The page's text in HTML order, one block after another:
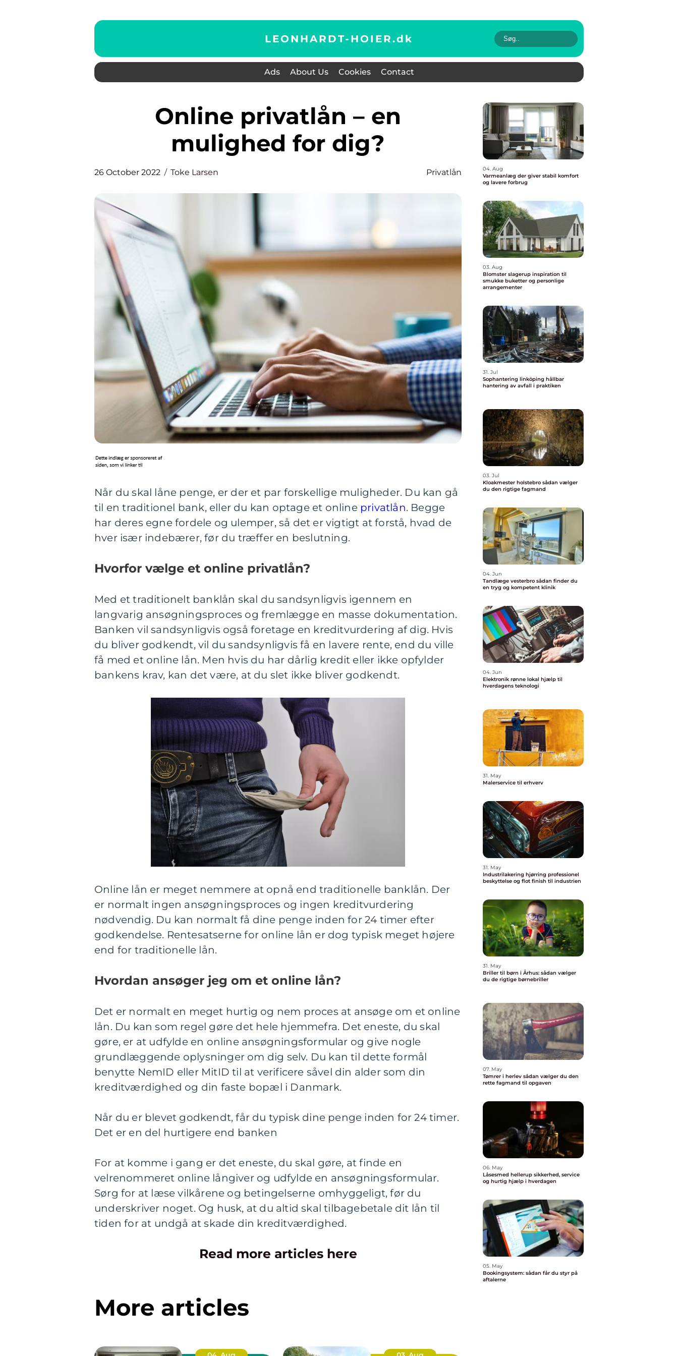
LEONHARDT-HOIER.dk
Ads About Us Cookies Contact
Online privatlån – en
mulighed for dig?
26 October 2022 Toke Larsen Privatlån
Når du skal låne penge, er der et par forskellige muligheder. Du kan gå
til en traditionel bank, eller du kan optage et online privatlån. Begge
har deres egne fordele og ulemper, så det er vigtigt at forstå, hvad de
hver især indebærer, før du træffer en beslutning.
Hvorfor vælge et online privatlån?
Med et traditionelt banklån skal du sandsynligvis igennem en
langvarig ansøgningsproces og fremlægge en masse dokumentation.
Banken vil sandsynligvis også foretage en kreditvurdering af dig. Hvis
du bliver godkendt, vil du sandsynligvis få en lavere rente, end du ville
få med et online lån. Men hvis du har dårlig kredit eller ikke opfylder
bankens krav, kan det være, at du slet ikke bliver godkendt.
Online lån er meget nemmere at opnå end traditionelle banklån. Der
er normalt ingen ansøgningsproces og ingen kreditvurdering
nødvendig. Du kan normalt få dine penge inden for 24 timer efter
godkendelse. Rentesatserne for online lån er dog typisk meget højere
end for traditionelle lån.
Hvordan ansøger jeg om et online lån?
Det er normalt en meget hurtig og nem proces at ansøge om et online
lån. Du kan som regel gøre det hele hjemmefra. Det eneste, du skal
gøre, er at udfylde en online ansøgningsformular og give nogle
grundlæggende oplysninger om dig selv. Du kan til dette formål
benytte NemID eller MitID til at verificere såvel din alder som din
kreditværdighed og din faste bopæl i Danmark.
Når du er blevet godkendt, får du typisk dine penge inden for 24 timer.
Det er en del hurtigere end banken
For at komme i gang er det eneste, du skal gøre, at finde en
velrenommeret online långiver og udfylde en ansøgningsformular.
Sørg for at læse vilkårene og betingelserne omhyggeligt, før du
underskriver noget. Og husk, at du altid skal tilbagebetale dit lån til
tiden for at undgå at skade din kreditværdighed.
Read more articles here
More articles
04. Aug
Varmeanlæg der giver stabil komfort
og lavere forbrug
03. Aug
Blomster slagerup inspiration til
smukke buketter og personlige
arrangementer
31. Jul
Sophantering linköping hållbar
hantering av avfall i praktiken
03. Jul
Kloakmester holstebro sådan vælger
du den rigtige fagmand
04. Jun
Tandlæge vesterbro sådan finder du
en tryg og kompetent klinik
04. Jun
Elektronik rønne lokal hjælp til
hverdagens teknologi
31. May
Malerservice til erhverv
31. May
Industrilakering hjørring professionel
beskyttelse og flot finish til industrien
31. May
Briller til børn i Århus: sådan vælger
du de rigtige børnebriller
07. May
Tømrer i herlev sådan vælger du den
rette fagmand til opgaven
06. May
Låsesmed hellerup sikkerhed, service
og hurtig hjælp i hverdagen
05. May
Bookingsystem: sådan får du styr på
aftalerne